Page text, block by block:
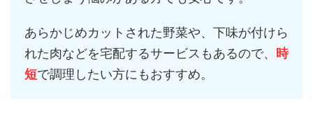
あらかじめカットされた野菜や、下味が付けら
れた肉などを宅配するサービスもあるので、
時
短で調理したい方にもおすすめ。